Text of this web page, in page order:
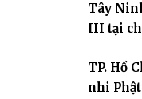
cho hơn 60 tu sinh.
Tây
III tại
TP. Hồ
nhi